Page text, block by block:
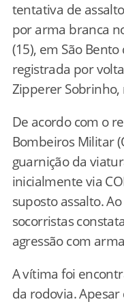
tentativa de
por arma branca
(15), em São
registrada por
Zipperer
De acordo com o
Bombeiros Militar
guarnição da
inicialmente via
suposto assalto.
socorristas
agressão com
A vítima foi
da rodovia.